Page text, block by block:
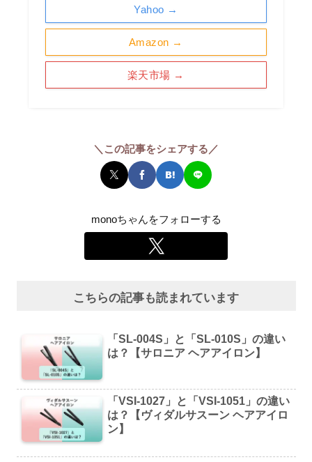
Amazon →
楽天市場 →
Yahoo →
＼この記事をシェアする／
monoちゃんをフォローする
こちらの記事も読まれています
「SL-004S」と「SL-010S」の違い
は？【サロニア ヘアアイロン】
「VSI-1027」と「VSI-1051」の違い
は？【ヴィダルサスーン ヘアアイロ
ン】